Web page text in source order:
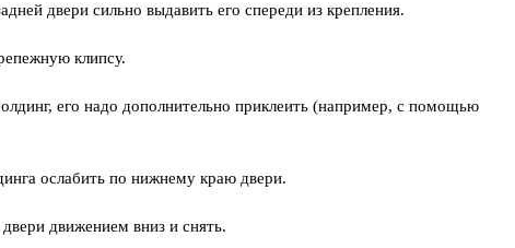
двери сильно выдавить его спереди из крепления.
клипсу.
его надо дополнительно приклеить (например, с помощью
ослабить по нижнему краю двери.
движением вниз и снять.